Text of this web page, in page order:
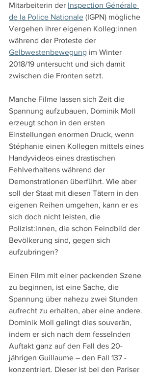
Mitarbeiterin der Inspection Générale
de la Police Nationale (IGPN) mögliche
Vergehen ihrer eigenen Kolleg:innen
während der Proteste der
Gelbwestenbewegung im Winter
2018/19 untersucht und sich damit
zwischen die Fronten setzt.
Manche Filme lassen sich Zeit die
Spannung aufzubauen, Dominik Moll
erzeugt schon in den ersten
Einstellungen enormen Druck, wenn
Stéphanie einen Kollegen mittels eines
Handyvideos eines drastischen
Fehlverhaltens während der
Demonstrationen überführt. Wie aber
soll der Staat mit diesen Tätern in den
eigenen Reihen umgehen, kann er es
sich doch nicht leisten, die
Polizist:innen, die schon Feindbild der
Bevölkerung sind, gegen sich
aufzubringen?
Einen Film mit einer packenden Szene
zu beginnen, ist eine Sache, die
Spannung über nahezu zwei Stunden
aufrecht zu erhalten, aber eine andere.
Dominik Moll gelingt dies souverän,
indem er sich nach dem fesselnden
Auftakt ganz auf den Fall des 20-
jährigen Guillaume – den Fall 137 -
konzentriert. Dieser ist bei den Pariser